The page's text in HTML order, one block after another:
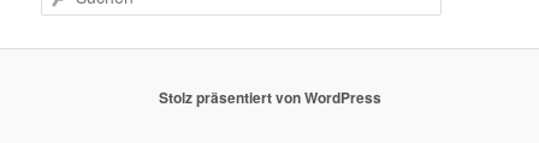
u
Stolz präsentiert von WordPress